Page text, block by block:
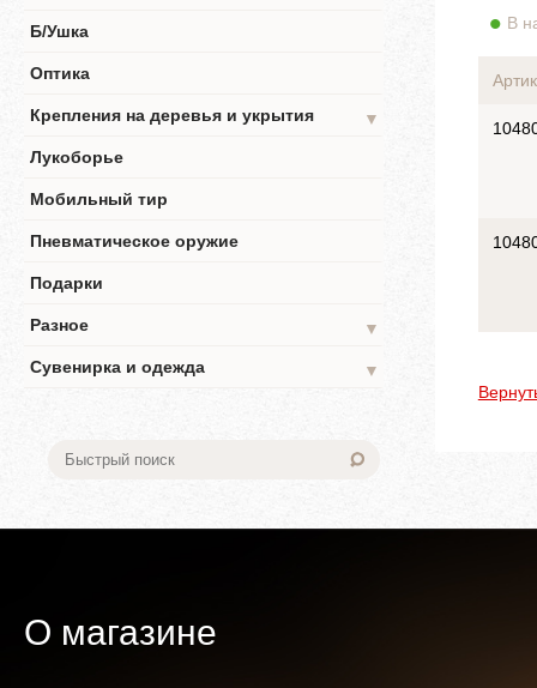
Б/Ушка
Оптика
Крепления на деревья и укрытия
▼
Лукоборье
Мобильный тир
Пневматическое оружие
Подарки
Разное
▼
Сувенирка и одежда
▼
В
О магазине